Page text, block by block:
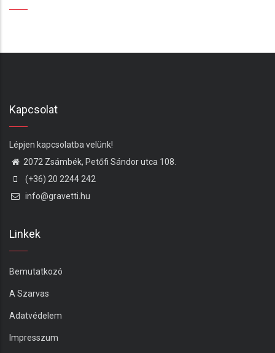
Kapcsolat
Lépjen kapcsolatba velünk!
2072 Zsámbék, Petőfi Sándor utca 108.
(+36) 20 2244 242
info@gravetti.hu
Linkek
Bemutatkozó
A Szarvas
Adatvédelem
Impresszum